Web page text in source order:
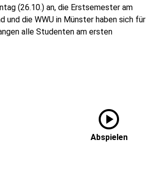
(26.10.) an, die Erstsemester am
und die WWU in Münster haben sich für
alle Studenten am ersten
play_circle
Abspielen